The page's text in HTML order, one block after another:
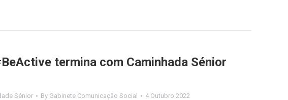
termina com Caminhada Sénior
Sénior By Gabinete Comunicação Social 4 Outubro 2022